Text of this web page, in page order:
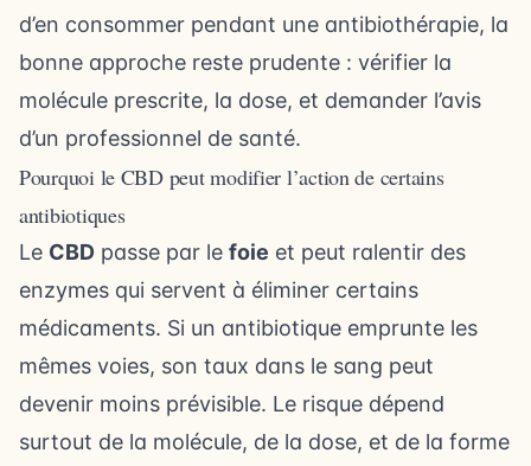
d’en consommer pendant une antibiothérapie, la
bonne approche reste prudente : vérifier la
molécule prescrite, la dose, et demander l’avis
d’un professionnel de santé.
Pourquoi le CBD peut modifier l’action de certains
antibiotiques
Le CBD passe par le foie et peut ralentir des
enzymes qui servent à éliminer certains
médicaments. Si un antibiotique emprunte les
mêmes voies, son taux dans le sang peut
devenir moins prévisible. Le risque dépend
surtout de la molécule, de la dose, et de la forme